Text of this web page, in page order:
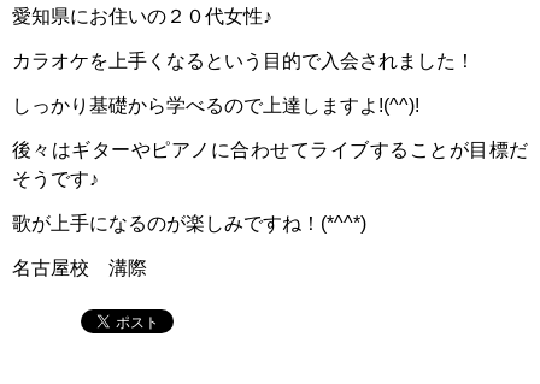
愛知県にお住いの２０代女性♪
カラオケを上手くなるという目的で入会されました！
しっかり基礎から学べるので上達しますよ!(^^)!
後々はギターやピアノに合わせてライブすることが目標だ
そうです♪
歌が上手になるのが楽しみですね！(*^^*)
名古屋校 溝際